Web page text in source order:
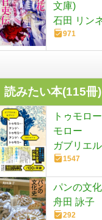
文庫)
石田 リン
971
読みたい本(115冊)
トゥモロ
モロー
ガブリエ
1547
パンの文
舟田 詠子
292